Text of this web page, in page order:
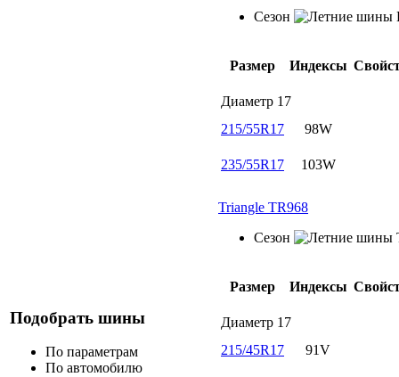
Подобрать шины
По параметрам
По автомобилю
Сезон
Размер Индексы
Диаметр 17
215/55R17
98W
235/55R17 103W
Triangle TR968
Сезон
Размер Индексы
Диаметр 17
215/45R17
91V